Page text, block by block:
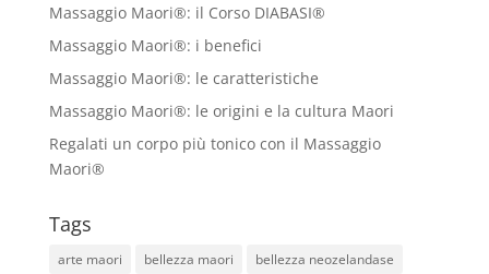
Massaggio Maori®: il Corso DIABASI®
Massaggio Maori®: i benefici
Massaggio Maori®: le caratteristiche
Massaggio Maori®: le origini e la cultura Maori
Regalati un corpo più tonico con il Massaggio
Maori®
Tags
arte maori bellezza maori
bellezza neozelandase